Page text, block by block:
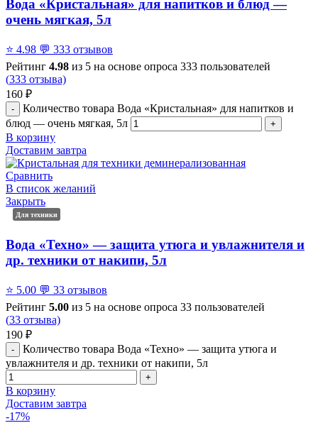
Вода «Кристальная» для напитков и блюд —
очень мягкая, 5л
⭐ 4.98 💬 333 отзывов
Рейтинг 4.98 из 5 на основе опроса 333 пользователей
(333 отзыва)
160 ₽
Количество товара Вода «Кристальная» для напитков и
блюд — очень мягкая, 5л
В корзину
Доставим завтра
Сравнить
В список желаний
Закрыть
Для техники
Вода «Техно» — защита утюга и увлажнителя и
др. техники от накипи, 5л
⭐ 5.00 💬 33 отзывов
Рейтинг 5.00 из 5 на основе опроса 33 пользователей
(33 отзыва)
190 ₽
Количество товара Вода «Техно» — защита утюга и
увлажнителя и др. техники от накипи, 5л
В корзину
Доставим завтра
-17%